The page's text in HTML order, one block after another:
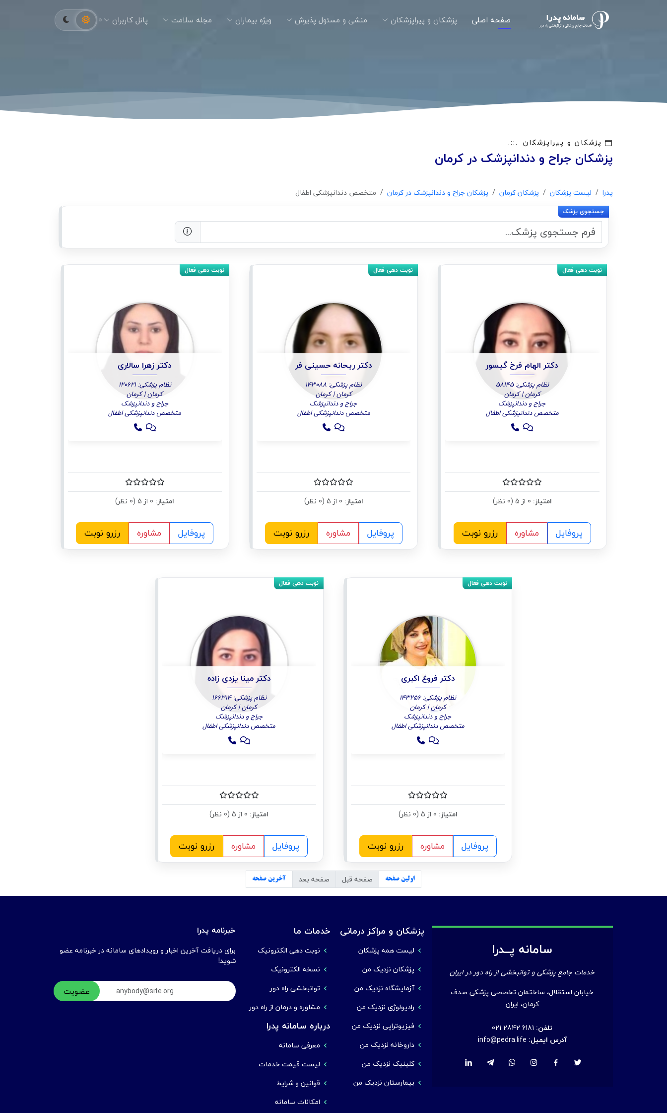
صفحه اصلی پزشکان و پیراپزشکان منشی و مسئول پذیرش ویژه بیماران مجله سلامت پانل کاربران
پزشکان و پیراپزشکان
پزشکان جراح و دندانپزشک در کرمان
پدرا لیست پزشکان پزشکان کرمان پزشکان جراح و دندانپزشک در کرمان متخصص دندانپزشکی اطفال
دکتر الهام فرخ گیسور
نظام پزشکی: 58145
کرمان | کرمان
جراح و دندانپزشک
متخصص دندانپزشکی اطفال
امتیاز:
پروفایل مشاوره رزرو نوبت
دکتر ریحانه حسینی فر
نظام پزشکی: 143088
کرمان | کرمان
جراح و دندانپزشک
متخصص دندانپزشکی اطفال
امتیاز:
پروفایل مشاوره رزرو نوبت
دکتر زهرا سالاری
نظام پزشکی: 120621
کرمان | کرمان
جراح و دندانپزشک
متخصص دندانپزشکی اطفال
امتیاز:
پروفایل مشاوره رزرو نوبت
دکتر فروغ اکبری
نظام پزشکی: 143256
کرمان | کرمان
جراح و دندانپزشک
متخصص دندانپزشکی اطفال
امتیاز:
پروفایل مشاوره رزرو نوبت
دکتر مینا یزدی زاده
نظام پزشکی: 166314
کرمان | کرمان
جراح و دندانپزشک
متخصص دندانپزشکی اطفال
امتیاز:
پروفایل مشاوره رزرو نوبت
اولین صفحه صفحه قبل صفحه بعد آخرین صفحه
سامانه پــدرا
خدمات جامع پزشکی و توانبخشی از راه دور در ایران
خیابان استقلال، ساختمان تخصصی پزشکی صدف
کرمان، ایران
تلفن: 021 2842 6181
آدرس ایمیل: info@pedra.life
پزشکان و مراکز درمانی
لیست همه پزشکان
پزشکان نزدیک من
آزمایشگاه نزدیک من
رادیولوژی نزدیک من
فیزیوتراپی نزدیک من
داروخانه نزدیک من
کلینیک نزدیک من
بیمارستان نزدیک من
خدمات ما
نوبت دهی الکترونیک
نسخه الکترونیک
توانبخشی راه دور
مشاوره و درمان از راه دور
درباره سامانه پدرا
معرفی سامانه
لیست قیمت خدمات
قوانین و شرایط
امکانات سامانه
خبرنامه پدرا
برای دریافت آخرین اخبار و رویدادهای سامانه در خبرنامه عضو
شوید!